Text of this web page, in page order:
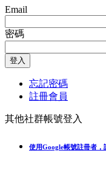
Email
密碼
登入
忘記密碼
註冊會員
其他社群帳號登入
使用Google帳號註冊者，